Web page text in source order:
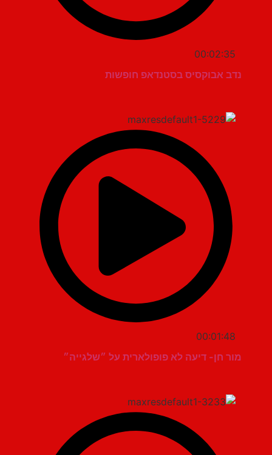
00:02:35
נדב אבוקסיס בסטנדאפ חופשות
00:01:48
מור חן- דיעה לא פופולארית על ״שלגייה״